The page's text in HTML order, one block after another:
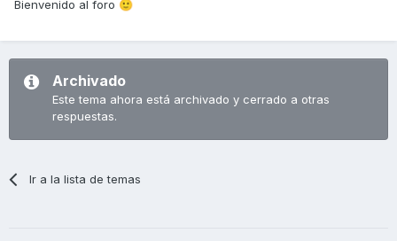
Bienvenido al foro 🙂
Archivado
Este tema ahora está archivado y cerrado a otras
respuestas.
Ir a la lista de temas